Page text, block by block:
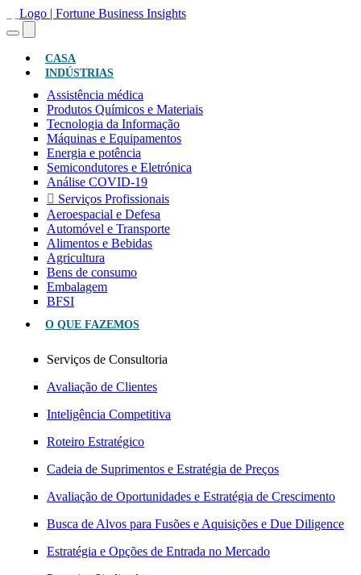
CASA
INDÚSTRIAS
Assistência médica
Produtos Químicos e Materiais
Tecnologia da Informação
Máquinas e Equipamentos
Energia e potência
Semicondutores e Eletrónica
Análise COVID-19
Serviços Profissionais
Aeroespacial e Defesa
Automóvel e Transporte
Alimentos e Bebidas
Agricultura
Bens de consumo
Embalagem
BFSI
O QUE FAZEMOS
Serviços de Consultoria
Avaliação de Clientes
Inteligência Competitiva
Roteiro Estratégico
Cadeia de Suprimentos e Estratégia de Preços
Avaliação de Oportunidades e Estratégia de Crescimento
Busca de Alvos para Fusões e Aquisições e Due Diligence
Estratégia e Opções de Entrada no Mercado